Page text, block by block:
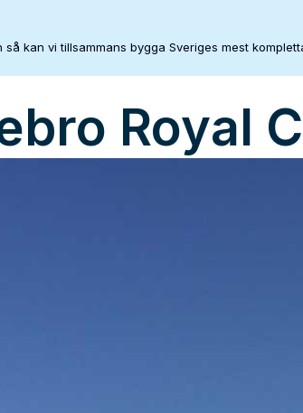
kan vi tillsammans bygga Sveriges mest
Royal